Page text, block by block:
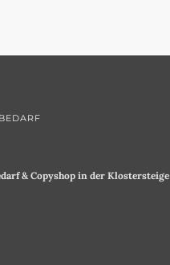
& Copyshop in der Klostersteige